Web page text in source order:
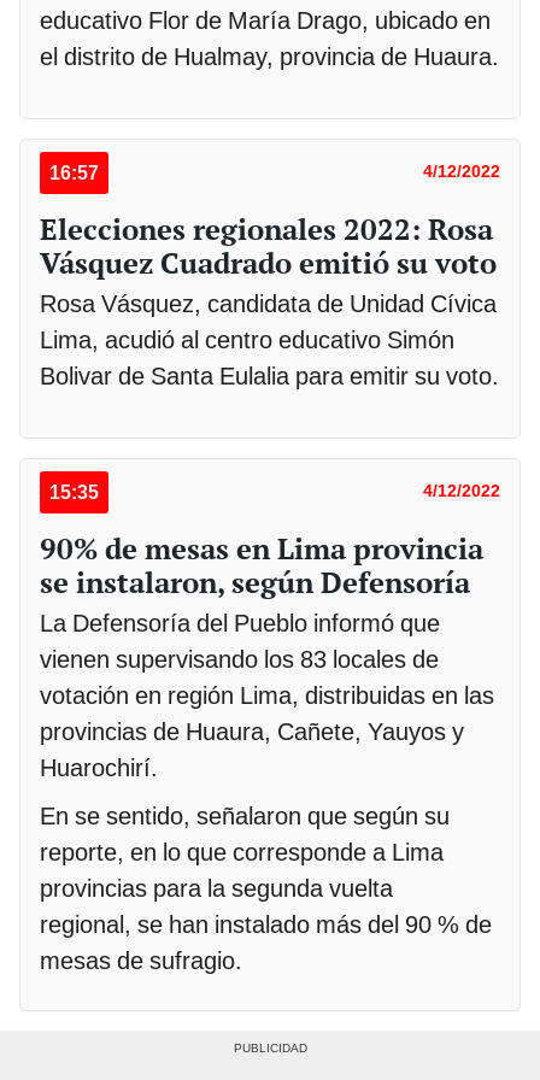
educativo Flor de María Drago, ubicado en
el distrito de Hualmay, provincia de Huaura.
16:57 4/12/2022
Elecciones regionales 2022: Rosa
Vásquez Cuadrado emitió su voto
Rosa Vásquez, candidata de Unidad Cívica
Lima, acudió al centro educativo Simón
Bolivar de Santa Eulalia para emitir su voto.
15:35 4/12/2022
90% de mesas en Lima provincia
se instalaron, según Defensoría
La Defensoría del Pueblo informó que
vienen supervisando los 83 locales de
votación en región Lima, distribuidas en las
provincias de Huaura, Cañete, Yauyos y
Huarochirí.
En se sentido, señalaron que según su
reporte, en lo que corresponde a Lima
provincias para la segunda vuelta
regional, se han instalado más del 90 % de
mesas de sufragio.